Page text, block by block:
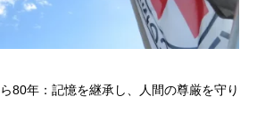
80年：記憶を継承し、人間の尊厳を守り